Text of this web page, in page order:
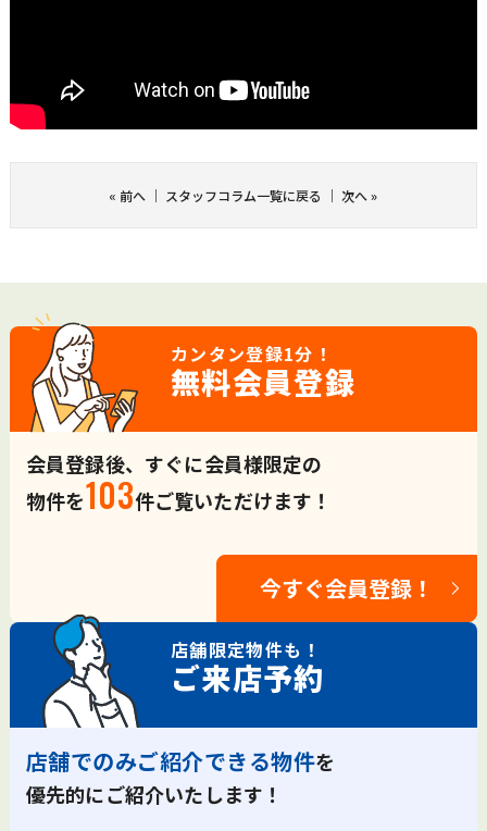
« 前へ ｜ スタッフコラム一覧に戻る ｜次へ»
カンタン登録1分！
無料会員登録
会員登録後、すぐに会員様限定の
物件を103件ご覧いただけます！
今すぐ会員登録！
店舗限定物件も！
ご来店予約
店舗でのみご紹介できる物件を
優先的にご紹介いたします！